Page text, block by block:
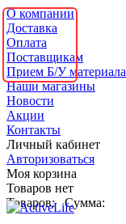
О компании
Доставка
Оплата
Поставщикам
Прием Б/У материала
Наши магазины
Новости
Акции
Контакты
Личный кабинет
Авторизоваться
Моя корзина
Товаров нет
Товаров: Сумма: